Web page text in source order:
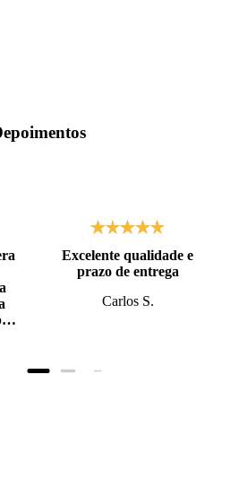
o
Excelente qualidade e
prazo de entrega
Carlos S.